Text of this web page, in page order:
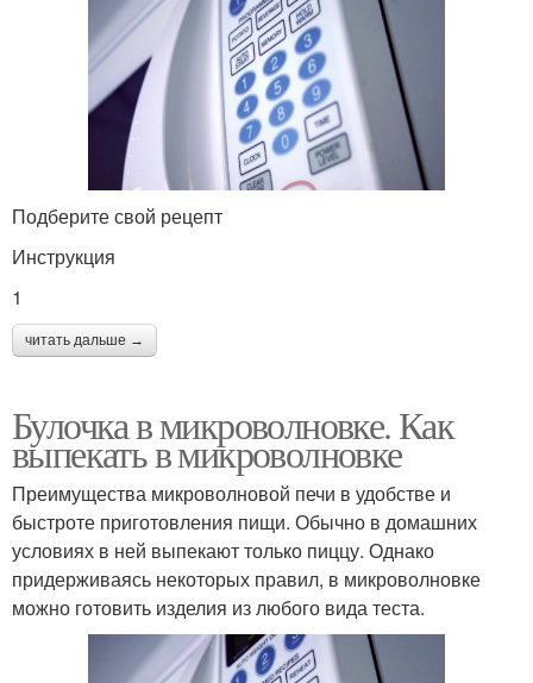
Подберите свой рецепт
Инструкция
1
читать дальше →
Булочка в микроволновке. Как
выпекать в микроволновке
Преимущества микроволновой печи в удобстве и
быстроте приготовления пищи. Обычно в домашних
условиях в ней выпекают только пиццу. Однако
придерживаясь некоторых правил, в микроволновке
можно готовить изделия из любого вида теста.